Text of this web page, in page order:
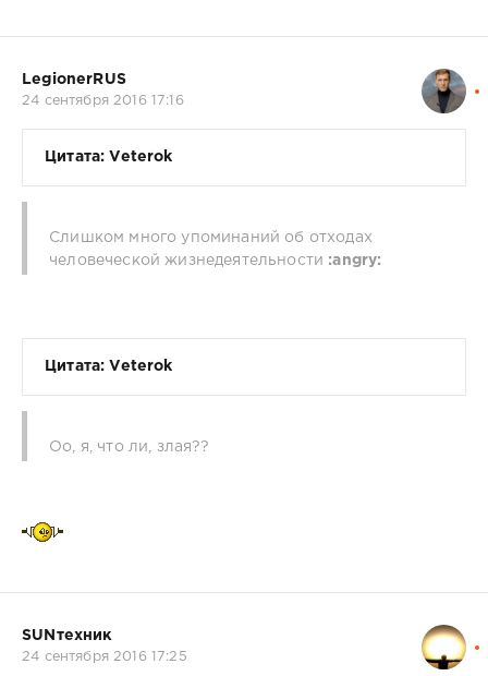
LegionerRUS
24 сентября 2016 17:16
Цитата: Veterok
Слишком много упоминаний об отходах
человеческой жизнедеятельности :angry:
Цитата: Veterok
Оо, я, что ли, злая??
SUNтехник
24 сентября 2016 17:25